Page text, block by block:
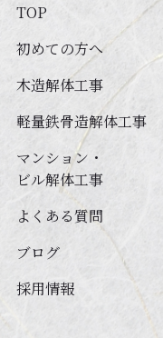
TOP
初めての方へ
木造解体工事
軽量鉄⾻造解体⼯事
マンション・
ビル解体⼯事
よくある質問
ブログ
採用情報